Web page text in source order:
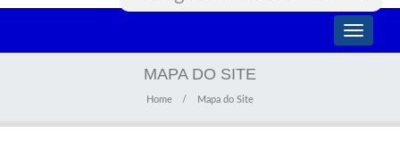
Toggle
MAPA DO SITE
Home Mapa do Site